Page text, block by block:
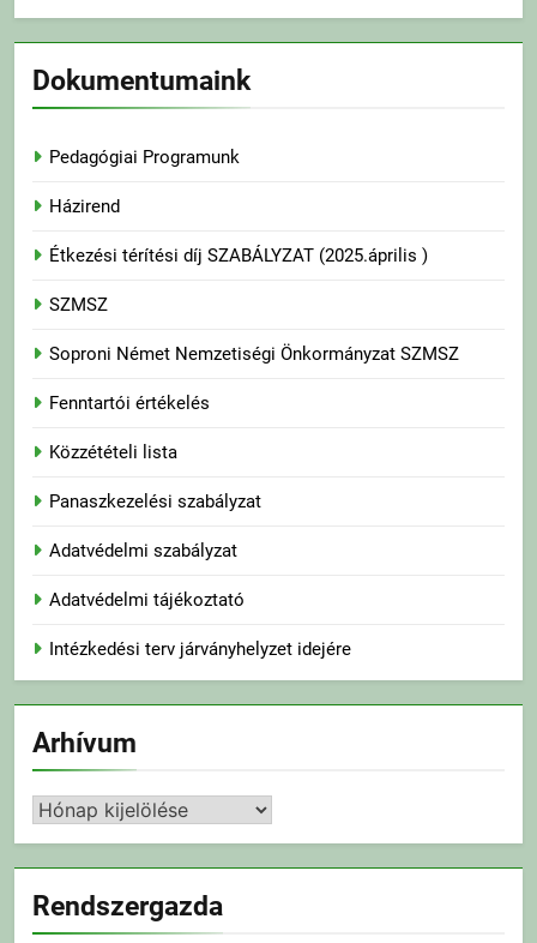
Dokumentumaink
Pedagógiai Programunk
Házirend
Étkezési térítési díj SZABÁLYZAT (2025.április )
SZMSZ
Soproni Német Nemzetiségi Önkormányzat SZMSZ
Fenntartói értékelés
Közzétételi lista
Panaszkezelési szabályzat
Adatvédelmi szabályzat
Adatvédelmi tájékoztató
Intézkedési terv járványhelyzet idejére
Arhívum
Arhívum
Rendszergazda